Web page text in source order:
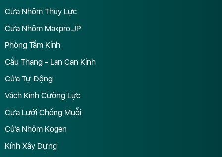
Cửa Nhôm Thủy Lực
Cửa Nhôm Maxpro.JP
Phòng Tắm Kính
Cầu Thang - Lan Can Kính
Cửa Tự Động
Vách Kính Cường Lực
Cửa Lưới Chống Muỗi
Cửa Nhôm Kogen
Kính Xây Dựng